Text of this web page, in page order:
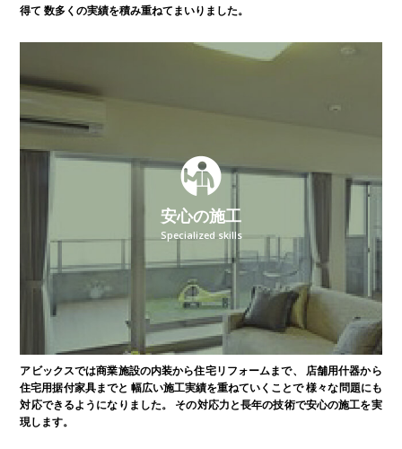
得て 数多くの実績を積み重ねてまいりました。
安心の施工
Specialized skills
アビックスでは商業施設の内装から住宅リフォームまで、
店舗用什器から
住宅用据付家具までと 幅広い施工実績を重ねていくことで様々な問題にも
対応できるようになりました。
その対応力と長年の技術で安心の施工を実
現します。